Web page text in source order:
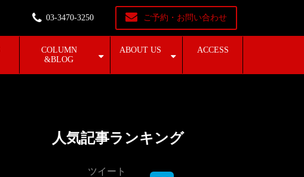
03-3470-3250 ご予約・お問い合わせ
COLUMN
&BLOG
ABOUT US ACCESS
人気記事ランキング
ツイート